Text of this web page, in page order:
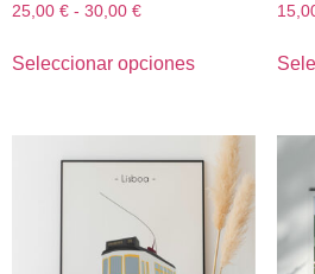
25,00 € - 30,00 €
Seleccionar opciones